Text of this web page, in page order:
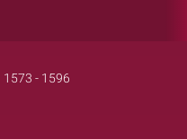
1573 - 1596